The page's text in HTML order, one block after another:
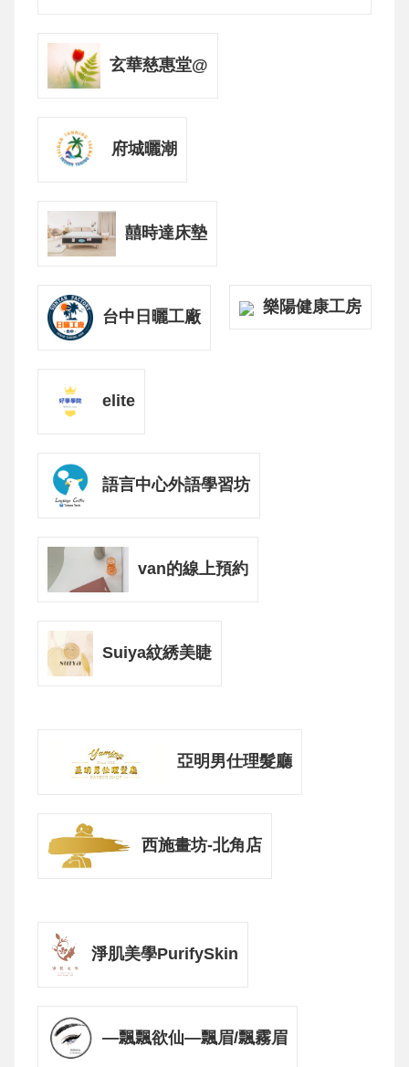
玄華慈惠堂@
府城曬潮
囍時達床墊
台中日曬工廠
樂陽健康工房
elite
語言中心外語學習坊
van的線上預約
Suiya紋綉美睫
亞明男仕理髮廳
西施畫坊-北角店
淨肌美學PurifySkin
—飄飄欲仙—飄眉/飄霧眉